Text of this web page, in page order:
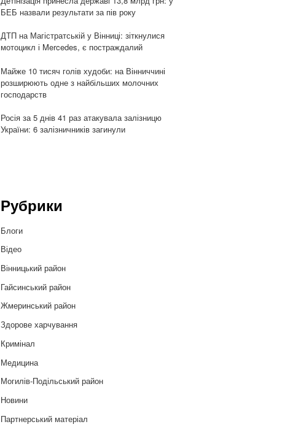
БЕБ назвали результати за пів року
ДТП на Магістратській у Вінниці: зіткнулися
мотоцикл і Mercedes, є постраждалий
Майже 10 тисяч голів худоби: на Вінниччині
розширюють одне з найбільших молочних
господарств
Росія за 5 днів 41 раз атакувала залізницю
України: 6 залізничників загинули
Рубрики
Блоги
Відео
Вінницький район
Гайсинський район
Жмеринський район
Здорове харчування
Кримінал
Медицина
Могилів-Подільський район
Новини
Партнерський матеріал